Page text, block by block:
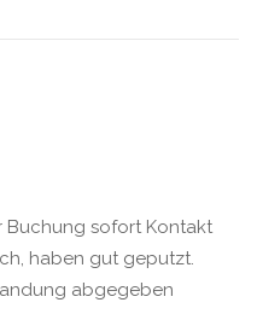
Buchung sofort Kontakt
haben gut geputzt.
abgegeben